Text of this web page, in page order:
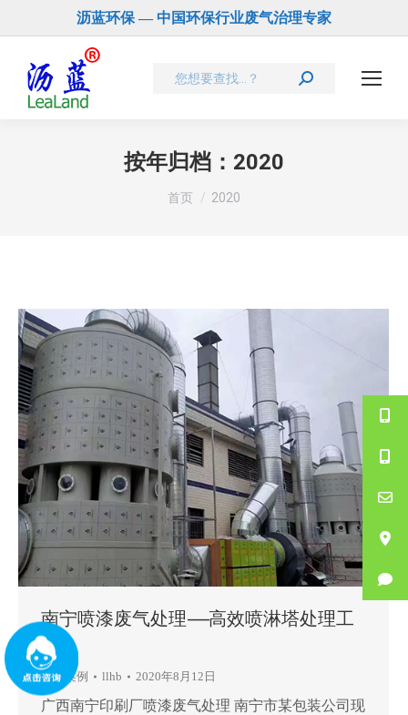
沥蓝环保 — 中国环保行业废气治理专家
Search:
按年归档： 2020
您在这里：
首页 2020
南宁喷漆废气处理——高效喷淋塔处理工
艺
工程案例 llhb 2020年8月12日
广西南宁印刷厂喷漆废气处理 南宁市某包装公司现